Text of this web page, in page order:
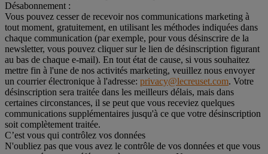
Désabonnement :
Vous pouvez cesser de recevoir nos communications marketing à
tout moment, gratuitement, en utilisant les méthodes indiquées dans
chaque communication (par exemple, pour vous désinscrire de la
newsletter, vous pouvez cliquer sur le lien de désinscription figurant
au bas de chaque e-mail). En tout état de cause, si vous souhaitez
mettre fin à l'une de nos activités marketing, veuillez nous envoyer
un courrier électronique à l'adresse: privacy@lecreuset.com. Votre
désinscription sera traitée dans les meilleurs délais, mais dans
certaines circonstances, il se peut que vous receviez quelques
communications supplémentaires jusqu'à ce que votre désinscription
soit complètement traitée.
C’est vous qui contrôlez vos données
N'oubliez pas que vous avez le contrôle de vos données et que vous